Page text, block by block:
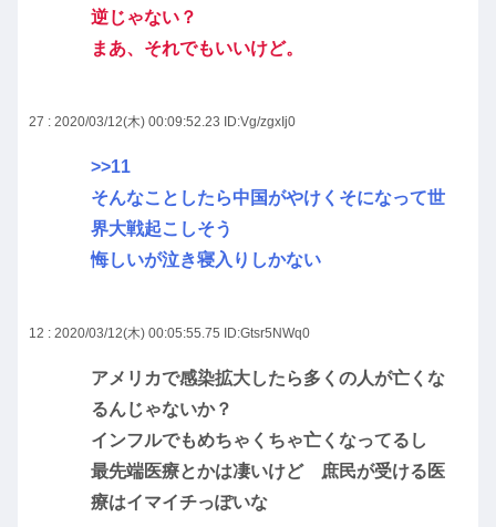
逆じゃない？
まあ、それでもいいけど。
27 : 2020/03/12(木) 00:09:52.23 ID:Vg/zgxIj0
>>11
そんなことしたら中国がやけくそになって世
界大戦起こしそう
悔しいが泣き寝入りしかない
12 : 2020/03/12(木) 00:05:55.75 ID:Gtsr5NWq0
アメリカで感染拡大したら多くの人が亡くな
るんじゃないか？
インフルでもめちゃくちゃ亡くなってるし
最先端医療とかは凄いけど 庶民が受ける医
療はイマイチっぽいな